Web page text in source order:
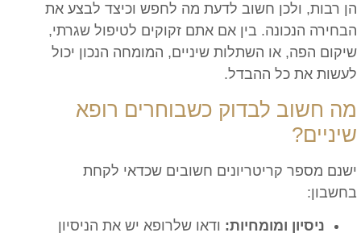
הן רבות, ולכן חשוב לדעת מה לחפש וכיצד לבצע את
הבחירה הנכונה. בין אם אתם זקוקים לטיפול שגרתי,
שיקום הפה, או השתלות שיניים, המומחה הנכון יכול
לעשות את כל ההבדל.
מה חשוב לבדוק כשבוחרים רופא
שיניים?
ישנם מספר קריטריונים חשובים שכדאי לקחת
בחשבון:
ניסיון ומומחיות: ודאו שלרופא יש את הניסיון